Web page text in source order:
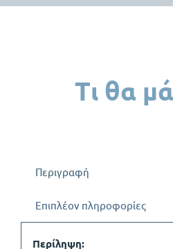
Τι θα
Περιγραφή
Επιπλέον πληροφορίες
Περίληψη: